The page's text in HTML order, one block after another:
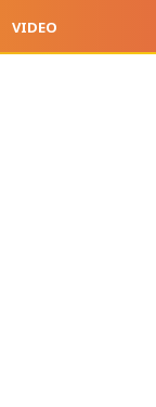
VIDEO